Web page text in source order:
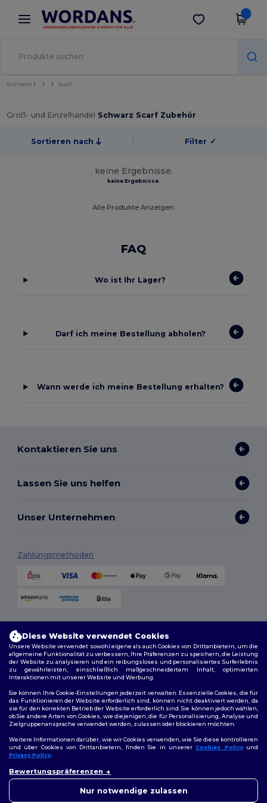
× Wordans App
Bessere Preise in der App!
App holen
Startseite Scarf
Groß- und Einzelhandel Schwarz Scarf Zubehör
Sortieren nach Filter ✓
keine Ergebnisse.
keine Ergebnisse.
Alle Produkte Anzeigen.
FAQ
Wo ist Ihr Lager?
Darf ich meine Bestellung abholen?
Wann werde ich meine Bestellung erhalten?
Kontaktieren Sie uns
Lassen Sie uns helfen
Unser Unternehmen
Zahlungsmethoden
Allgemeine Geschäftsbedingungen
Datenschutzbestimmungen|Cookie-Richtlinie|Site Map
Folge uns
Diese Website verwendet Cookies
Unsere Website verwendet sowohl eigene als auch Cookies von Drittanbietern, um die
allgemeine Funktionalität zu verbessern, Ihre Präferenzen zu speichern, die Leistung
der Website zu analysieren und ein reibungsloses und personalisiertes Surferlebnis
zu gewährleisten, einschließlich maßgeschneidertem Inhalt, optimierten
Interaktionen mit unserer Website und Werbung.
Sie können Ihre Cookie-Einstellungen jederzeit verwalten. Essenzielle Cookies, die für
das Funktionieren der Website erforderlich sind, können nicht deaktiviert werden, da
sie für den korrekten Betrieb der Website erforderlich sind. Sie können jedoch wählen,
ob Sie andere Arten von Cookies, wie diejenigen, die für Personalisierung, Analyse und
Zielgruppenansprache verwendet werden, zulassen oder blockieren möchten.
Weitere Informationen darüber, wie wir Cookies verwenden, wie Sie diese kontrollieren
und über Cookies von Drittanbietern, finden Sie in unsererCookies Policyund
Privacy Policy.
Bewertungspräferenzen
Nur notwendige zulassen
uns jederzeit kontaktieren.